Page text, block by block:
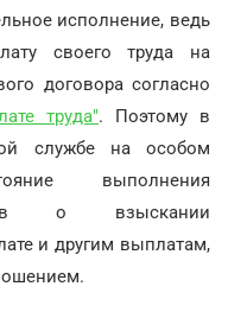
исполнение, ведь
своего труда на
договора согласно
труда". Поэтому в
службе на особом
выполнения
о взыскании
и другим выплатам,